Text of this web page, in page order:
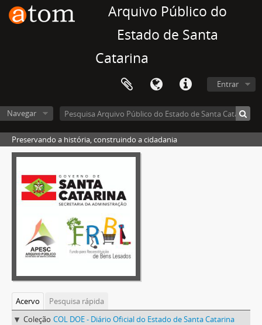
Arquivo Público do
Estado de Santa
Catarina
Entrar
Navegar
Preservando a história, construindo a cidadania
Acervo
Pesquisa rápida
Coleção COL DOE - Diário Oficial do Estado de Santa Catarina